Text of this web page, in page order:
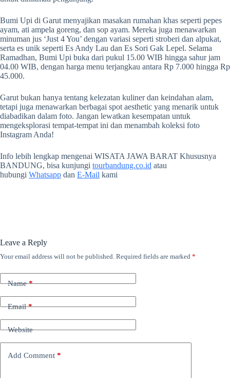
Bumi Upi di Garut menyajikan masakan rumahan khas seperti pepes
ayam, ati ampela goreng, dan sop ayam. Mereka juga menawarkan
minuman jus ‘Just 4 You’ dengan variasi seperti stroberi dan alpukat,
serta es unik seperti Es Andy Lau dan Es Sori Gak Lepel. Selama
Ramadhan, Bumi Upi buka dari pukul 15.00 WIB hingga sahur jam
04.00 WIB, dengan harga menu terjangkau antara Rp 7.000 hingga Rp
45.000.
Garut bukan hanya tentang kelezatan kuliner dan keindahan alam,
tetapi juga menawarkan berbagai spot aesthetic yang menarik untuk
diabadikan dalam foto. Jangan lewatkan kesempatan untuk
mengeksplorasi tempat-tempat ini dan menambah koleksi foto
Instagram Anda!
Info lebih lengkap mengenai WISATA JAWA BARAT Khususnya
BANDUNG, bisa kunjungi tourbandung.co.id atau
hubungi Whatsapp dan E-Mail kami
Leave a Reply
Your email address will not be published. Required fields are marked *
Name*
Email*
Website
Add Comment *